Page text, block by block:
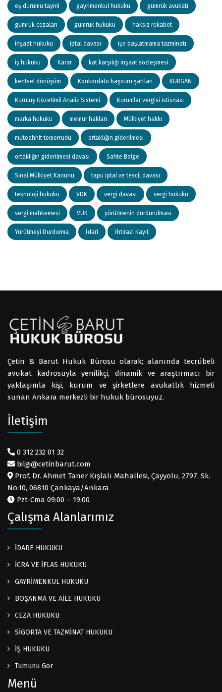
eş durumu tayini gayrimenkul hukuku gümrük avukatı
gümrük cezaları gümrük hukuku haksız rekabet
inşaat hukuku iptal davası işe başlatmama tazminatı
iş hukuku Karar kat karşılığı inşaat sözleşmesi
kentsel dönüşüm Konkordato başvuru şartları KURGAN
Kuruluş Gözetimli Analiz Sistemi Kurumlar vergisi istisnası
marka hukuku memur hakları Mülkiyet hakkı
müteahhit temerrüdü ortaklığın giderilmesi
ortaklığın giderilmesi davası Sahte Belge
Sınai Mülkiyet Kanunu tapu iptal ve tescil davası
teknoloji hukuku VDK vergi davası vergi hukuku
vergi mahkemesi VUK yürütmenin durdurulması
Yürütmeyi Durdurma İdari İhtirazi Kayıt
Çetin & Barut Hukuk Bürosu olarak; alanında tecrübeli
avukat kadrosuyla yenilikçi, dinamik ve araştırmacı bir
yaklaşımla kişi, kurum ve şirketlere avukatlık hizmeti
sunan Ankara merkezli bir hukuk bürosuyuz.
İletişim
0 312 232 01 32
bilgi@cetinbarut.com
Prof. Dr. Ahmet Taner Kışlalı Mahallesi, Çayyolu, 2797. Sk.
No:10, 06810 Çankaya/Ankara
Pzt-Cma 09:00 – 19:00
Çalışma Alanlarımız
İDARE HUKUKU
İCRA VE İFLAS HUKUKU
GAYRİMENKUL HUKUKU
BOŞANMA VE AİLE HUKUKU
CEZA HUKUKU
SİGORTA VE TAZMİNAT HUKUKU
İŞ HUKUKU
Tümünü Gör
Menü